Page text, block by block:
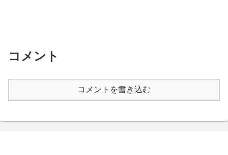
コメント
コメントを書き込む